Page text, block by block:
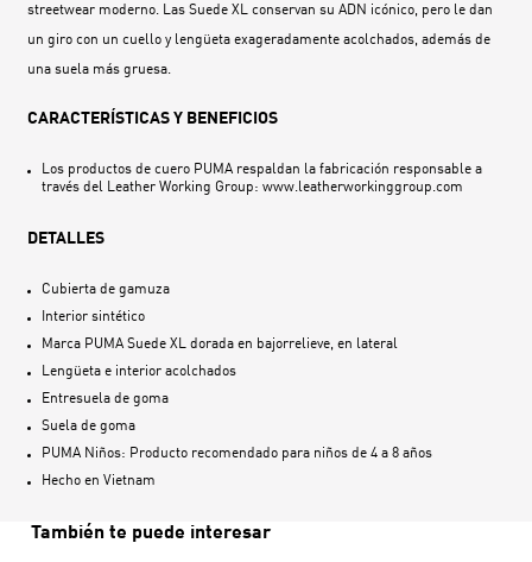
streetwear moderno. Las Suede XL conservan su ADN icónico, pero le dan
un giro con un cuello y lengüeta exageradamente acolchados, además de
una suela más gruesa.
CARACTERÍSTICAS Y BENEFICIOS
Los productos de cuero PUMA respaldan la fabricación responsable a
través del Leather Working Group: www.leatherworkinggroup.com
DETALLES
Cubierta de gamuza
Interior sintético
Marca PUMA Suede XL dorada en bajorrelieve, en lateral
Lengüeta e interior acolchados
Entresuela de goma
Suela de goma
PUMA Niños: Producto recomendado para niños de 4 a 8 años
Hecho en Vietnam
También te puede interesar